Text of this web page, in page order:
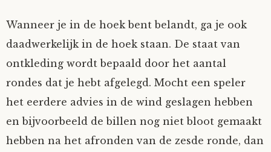
Wanneer je in de hoek bent belandt, ga je ook
daadwerkelijk in de hoek staan. De staat van
ontkleding wordt bepaald door het aantal
rondes dat je hebt afgelegd. Mocht een speler
het eerdere advies in de wind geslagen hebben
en bijvoorbeeld de billen nog niet bloot gemaakt
hebben na het afronden van de zesde ronde, dan